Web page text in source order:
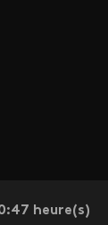
heure(s)